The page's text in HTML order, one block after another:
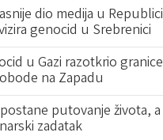
dio medija u Republici
genocid u Srebrenici
u Gazi razotkrio granice
na Zapadu
putovanje života, a
zadatak